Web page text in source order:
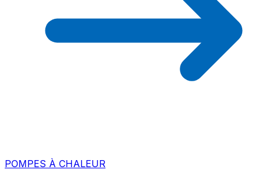
POMPES À CHALEUR